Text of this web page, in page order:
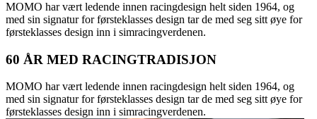
MOMO har vært ledende innen racingdesign helt siden 1964, og
med sin signatur for førsteklasses design tar de med seg sitt øye for
førsteklasses design inn i simracingverdenen.
60 ÅR MED RACINGTRADISJON
MOMO har vært ledende innen racingdesign helt siden 1964, og
med sin signatur for førsteklasses design tar de med seg sitt øye for
førsteklasses design inn i simracingverdenen.